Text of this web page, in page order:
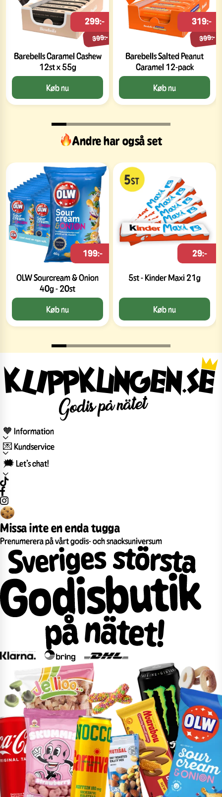
Barebells Caramel Cashew
12st x 55g
399:-
299:-
Køb nu
Barebells Salted Peanut
Caramel 12-pack
399:-
319:-
Køb nu
Andre har også set
OLW Sourcream & Onion
40g - 20st
199:-
Køb nu
5st - Kinder Maxi 21g
29:-
Køb nu
🧡 Information
💌 Kundservice
🗯️ Let’s chat!
Missa inte en enda tugga
Prenumerera på vårt godis- och snacksuniversum